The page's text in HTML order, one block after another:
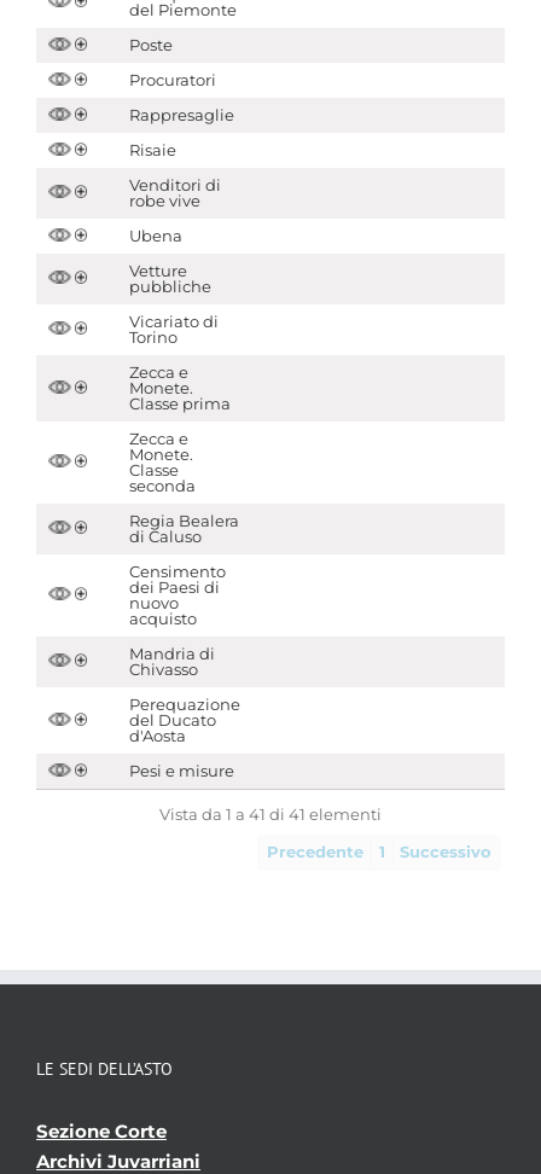
del Piemonte
Poste
Procuratori
Rappresaglie
Risaie
Venditori di
robe vive
Ubena
Vetture
pubbliche
Vicariato di
Torino
Zecca e
Monete.
Classe prima
Zecca e
Monete.
Classe
seconda
Regia Bealera
di Caluso
Censimento
dei Paesi di
nuovo
acquisto
Mandria di
Chivasso
Perequazione
del Ducato
d'Aosta
Pesi e misure
Vista da 1 a 41 di 41 elementi
Precedente 1 Successivo
LE SEDI DELL’ASTO
Sezione Corte
Archivi Juvarriani